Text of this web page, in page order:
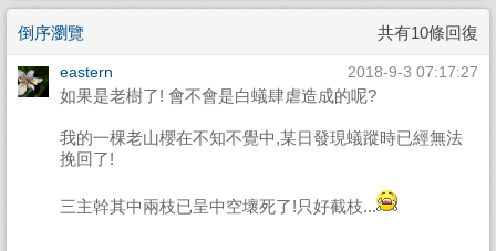
倒序瀏覽 共有10條回復
eastern 2018-9-3 07:17:27
如果是老樹了! 會不會是白蟻肆虐造成的呢?
我的一棵老山櫻在不知不覺中,某日發現蟻蹤時已經無法
挽回了!
三主幹其中兩枝已呈中空壞死了!只好截枝...